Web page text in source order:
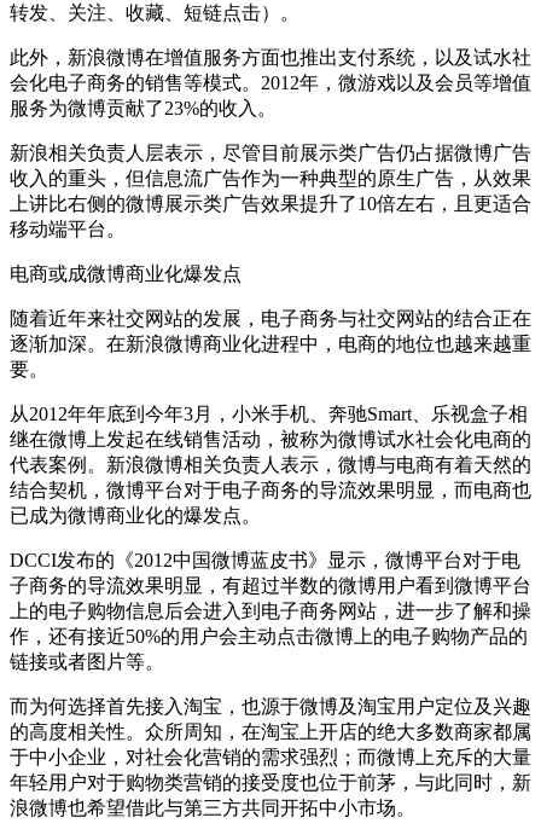
转发、关注、收藏、短链点击）。
此外，新浪微博在增值服务方面也推出支付系统，以及试水社
会化电子商务的销售等模式。2012年，微游戏以及会员等增值
服务为微博贡献了23%的收入。
新浪相关负责人层表示，尽管目前展示类广告仍占据微博广告
收入的重头，但信息流广告作为一种典型的原生广告，从效果
上讲比右侧的微博展示类广告效果提升了10倍左右，且更适合
移动端平台。
电商或成微博商业化爆发点
随着近年来社交网站的发展，电子商务与社交网站的结合正在
逐渐加深。在新浪微博商业化进程中，电商的地位也越来越重
要。
从2012年年底到今年3月，小米手机、奔驰Smart、乐视盒子相
继在微博上发起在线销售活动，被称为微博试水社会化电商的
代表案例。新浪微博相关负责人表示，微博与电商有着天然的
结合契机，微博平台对于电子商务的导流效果明显，而电商也
已成为微博商业化的爆发点。
DCCI发布的《2012中国微博蓝皮书》显示，微博平台对于电
子商务的导流效果明显，有超过半数的微博用户看到微博平台
上的电子购物信息后会进入到电子商务网站，进一步了解和操
作，还有接近50%的用户会主动点击微博上的电子购物产品的
链接或者图片等。
而为何选择首先接入淘宝，也源于微博及淘宝用户定位及兴趣
的高度相关性。众所周知，在淘宝上开店的绝大多数商家都属
于中小企业，对社会化营销的需求强烈；而微博上充斥的大量
年轻用户对于购物类营销的接受度也位于前茅，与此同时，新
浪微博也希望借此与第三方共同开拓中小市场。